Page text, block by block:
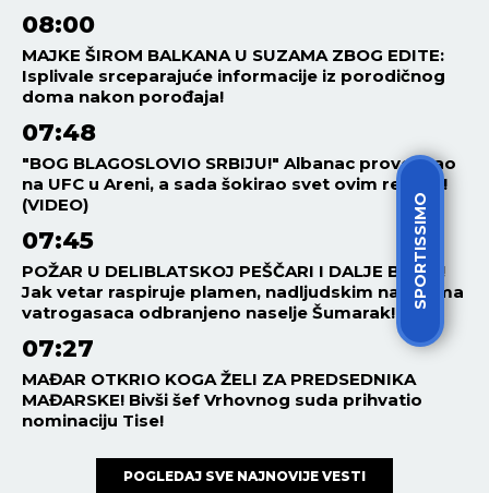
SPORTISSIMO
08:00
MAJKE ŠIROM BALKANA U SUZAMA ZBOG EDITE:
Isplivale srceparajuće informacije iz porodičnog
doma nakon porođaja!
07:48
"BOG BLAGOSLOVIO SRBIJU!" Albanac provocirao
na UFC u Areni, a sada šokirao svet ovim rečima!
(VIDEO)
07:45
POŽAR U DELIBLATSKOJ PEŠČARI I DALJE BUKTI!
Jak vetar raspiruje plamen, nadljudskim naporima
vatrogasaca odbranjeno naselje Šumarak!
07:27
MAĐAR OTKRIO KOGA ŽELI ZA PREDSEDNIKA
MAĐARSKE! Bivši šef Vrhovnog suda prihvatio
nominaciju Tise!
POGLEDAJ SVE NAJNOVIJE VESTI